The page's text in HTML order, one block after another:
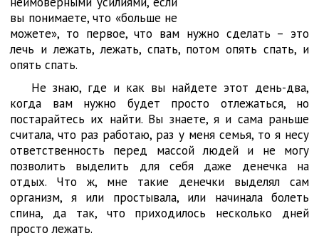
вы понимаете, что «больше не
можете», то первое, что вам нужно сделать – это
лечь и лежать, лежать, спать, потом опять спать, и
опять спать.
Не знаю, где и как вы найдете этот день-два,
когда вам нужно будет просто отлежаться, но
постарайтесь их найти. Вы знаете, я и сама раньше
считала, что раз работаю, раз у меня семья, то я несу
ответственность перед массой людей и не могу
позволить выделить для себя даже денечка на
отдых. Что ж, мне такие денечки выделял сам
организм, я или простывала, или начинала болеть
спина, да так, что приходилось несколько дней
просто лежать.